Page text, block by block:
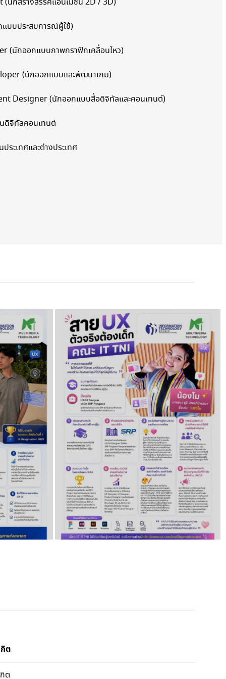
บบประสบการณ์ผู้ใช้)
(นักออกแบบภาพกราฟิกเคลื่อนไหว)
(นักออกแบบและพัฒนาเกม)
Designer (นักออกแบบสื่อดิจิทัลและคอนเทนต์)
ดิจิทัลคอนเทนต์
ระเทศและต่างประเทศ
ต
ต